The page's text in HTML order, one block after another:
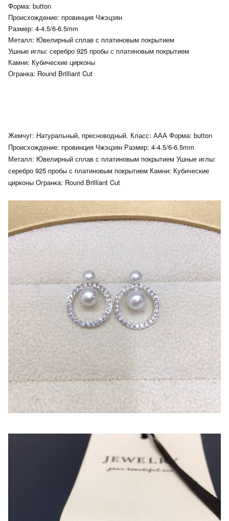
Форма: button
Происхождение: провинция Чжэцзян
Размер: 4-4.5/6-6.5mm
Металл: Ювелирный сплав с платиновым покрытием
Ушные иглы: серебро 925 пробы с платиновым покрытием
Камни: Кубические цирконы
Огранка: Round Brilliant Cut
Жемчуг: Натуральный, пресноводный. Класс: ААА Форма: button
Происхождение: провинция Чжэцзян Размер: 4-4.5/6-6.5mm
Металл: Ювелирный сплав с платиновым покрытием Ушные иглы:
серебро 925 пробы с платиновым покрытием Камни: Кубические
цирконы Огранка: Round Brilliant Cut